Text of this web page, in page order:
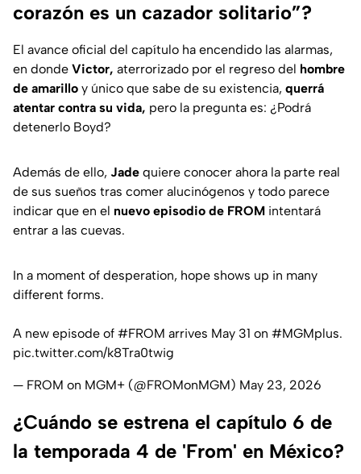
corazón es un cazador solitario”?
El avance oficial del capítulo ha encendido las alarmas,
en donde Victor, aterrorizado por el regreso del hombre
de amarillo y único que sabe de su existencia, querrá
atentar contra su vida, pero la pregunta es: ¿Podrá
detenerlo Boyd?
Además de ello, Jade quiere conocer ahora la parte real
de sus sueños tras comer alucinógenos y todo parece
indicar que en el nuevo episodio de FROM intentará
entrar a las cuevas.
In a moment of desperation, hope shows up in many
different forms.
A new episode of #FROM arrives May 31 on #MGMplus.
pic.twitter.com/k8Tra0twig
— FROM on MGM+ (@FROMonMGM) May 23, 2026
¿Cuándo se estrena el capítulo 6 de
la temporada 4 de 'From' en México?